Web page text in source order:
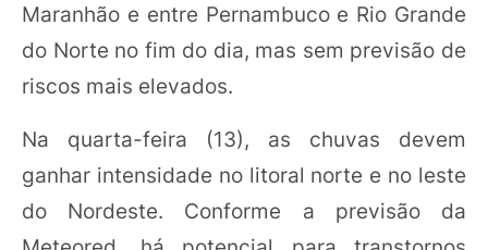
Maranhão e entre Pernambuco e Rio Grande
do Norte no fim do dia, mas sem previsão de
riscos mais elevados.
Na quarta-feira (13), as chuvas devem
ganhar intensidade no litoral norte e no leste
do Nordeste. Conforme a previsão da